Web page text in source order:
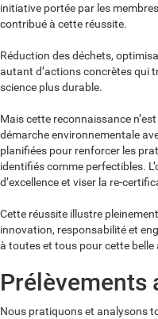
initiative portée par les
contribué à cette réussite.
Réduction des déchets,
autant d’actions concrètes qui
science plus durable.
Mais cette reconnaissance
démarche environnementale
planifiées pour renforcer les
identifiés comme perfectibles.
d’excellence et viser la re-
Cette réussite illustre
innovation, responsabilité et
à toutes et tous pour cette belle
Prélèvements
Nous pratiquons et analysons